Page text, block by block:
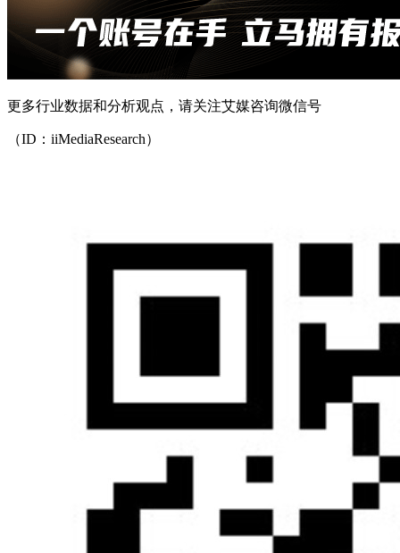
更多行业数据和分析观点，请关注艾媒咨询微信号
（ID：iiMediaResearch）